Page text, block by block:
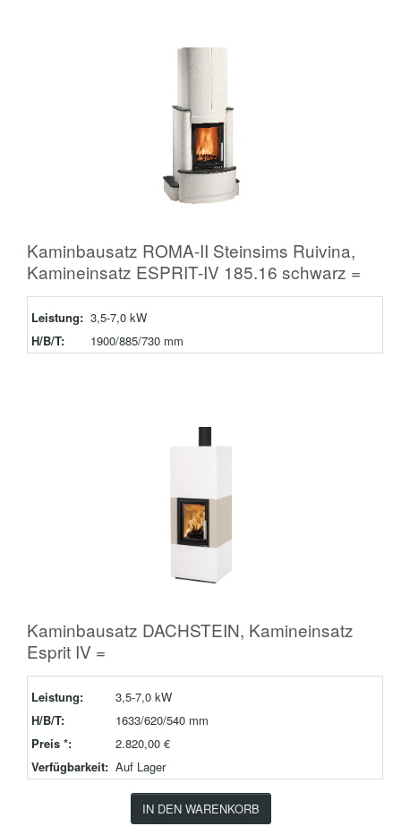
Kaminbausatz ROMA-II Steinsims Ruivina,
Kamineinsatz ESPRIT-IV 185.16 schwarz =
Leistung: 3,5-7,0 kW
H/B/T:
1900/885/730 mm
Kaminbausatz DACHSTEIN, Kamineinsatz
Esprit IV =
Leistung:
3,5-7,0 kW
H/B/T:
1633/620/540 mm
Preis *:
2.820,00 €
Verfügbarkeit: Auf Lager
IN DEN WARENKORB